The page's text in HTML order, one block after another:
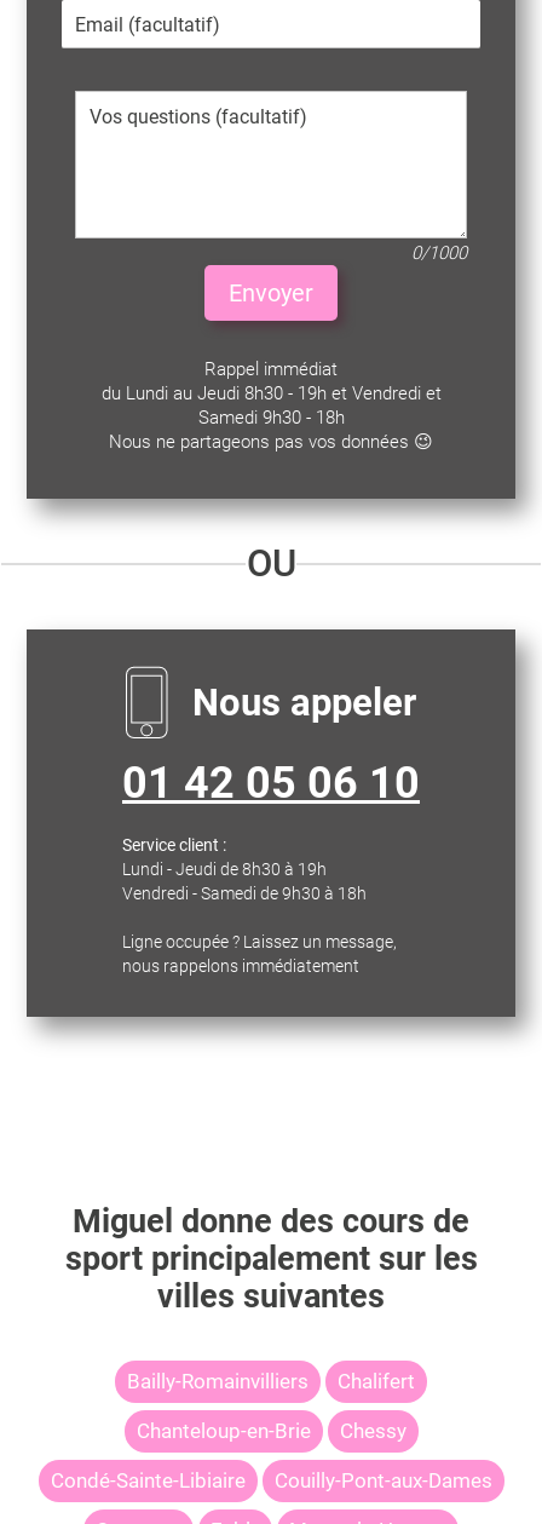
0/1000
Envoyer
Rappel immédiat
du Lundi au Jeudi 8h30 - 19h et Vendredi et
Samedi 9h30 - 18h
Nous ne partageons pas vos données 😉
OU
Nous appeler
01 42 05 06 10
Service client :
Lundi - Jeudi de 8h30 à 19h
Vendredi - Samedi de 9h30 à 18h
Ligne occupée ? Laissez un message,
nous rappelons immédiatement
Miguel donne des cours de
sport principalement sur les
villes suivantes
Bailly-Romainvilliers Chalifert
Chanteloup-en-Brie Chessy
Condé-Sainte-Libiaire Couilly-Pont-aux-Dames